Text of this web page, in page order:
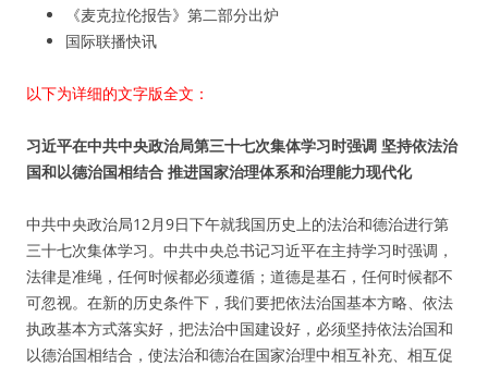
《麦克拉伦报告》第二部分出炉
国际联播快讯
以下为详细的文字版全文：
习近平在中共中央政治局第三十七次集体学习时强调 坚持依法治
国和以德治国相结合 推进国家治理体系和治理能力现代化
中共中央政治局12月9日下午就我国历史上的法治和德治进行第
三十七次集体学习。中共中央总书记习近平在主持学习时强调，
法律是准绳，任何时候都必须遵循；道德是基石，任何时候都不
可忽视。在新的历史条件下，我们要把依法治国基本方略、依法
执政基本方式落实好，把法治中国建设好，必须坚持依法治国和
以德治国相结合，使法治和德治在国家治理中相互补充、相互促